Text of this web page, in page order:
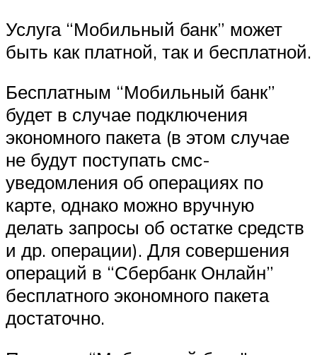
Услуга “Мобильный банк” может
быть как платной, так и бесплатной.
Бесплатным “Мобильный банк”
будет в случае подключения
экономного пакета (в этом случае
не будут поступать смс-
уведомления об операциях по
карте, однако можно вручную
делать запросы об остатке средств
и др. операции). Для совершения
операций в “Сбербанк Онлайн”
бесплатного экономного пакета
достаточно.